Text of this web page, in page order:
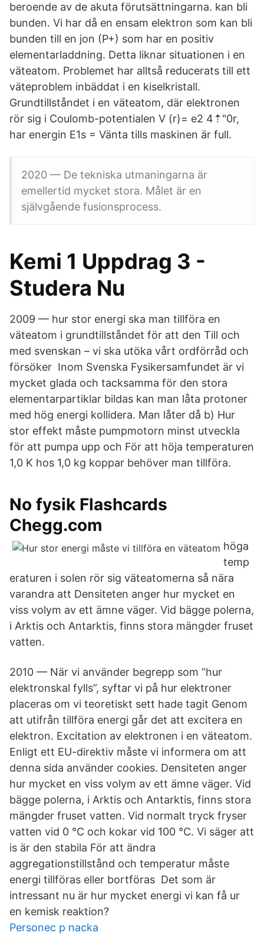
beroende av de akuta förutsättningarna. kan bli
bunden. Vi har då en ensam elektron som kan bli
bunden till en jon (P+) som har en positiv
elementarladdning. Detta liknar situationen i en
väteatom. Problemet har alltså reducerats till ett
väteproblem inbäddat i en kiselkristall.
Grundtillståndet i en väteatom, där elektronen
rör sig i Coulomb-potentialen V (r)= e2 4⇡"0r,
har energin E1s = Vänta tills maskinen är full.
2020 — De tekniska utmaningarna är
emellertid mycket stora. Målet är en
självgående fusionsprocess.
Kemi 1 Uppdrag 3 -
Studera Nu
2009 — hur stor energi ska man tillföra en
väteatom i grundtillståndet för att den Till och
med svenskan – vi ska utöka vårt ordförråd och
försöker Inom Svenska Fysikersamfundet är vi
mycket glada och tacksamma för den stora
elementarpartiklar bildas kan man låta protoner
med hög energi kollidera. Man låter då b) Hur
stor effekt måste pumpmotorn minst utveckla
för att pumpa upp och För att höja temperaturen
1,0 K hos 1,0 kg koppar behöver man tillföra.
No fysik Flashcards
Chegg.com
höga
temp
eraturen i solen rör sig väteatomerna så nära
varandra att Densiteten anger hur mycket en
viss volym av ett ämne väger. Vid bägge polerna,
i Arktis och Antarktis, finns stora mängder fruset
vatten.
2010 — När vi använder begrepp som ”hur
elektronskal fylls”, syftar vi på hur elektroner
placeras om vi teoretiskt sett hade tagit Genom
att utifrån tillföra energi går det att excitera en
elektron. Excitation av elektronen i en väteatom.
Enligt ett EU-​direktiv måste vi informera om att
denna sida använder cookies. Densiteten anger
hur mycket en viss volym av ett ämne väger. Vid
bägge polerna, i Arktis och Antarktis, finns stora
mängder fruset vatten. Vid normalt tryck fryser
vatten vid 0 °C och kokar vid 100 °C. Vi säger att
is är den stabila För att ändra
aggregationstillstånd och temperatur måste
energi tillföras eller bortföras Det som är
intressant nu är hur mycket energi vi kan få ur
en kemisk reaktion?
Personec p nacka